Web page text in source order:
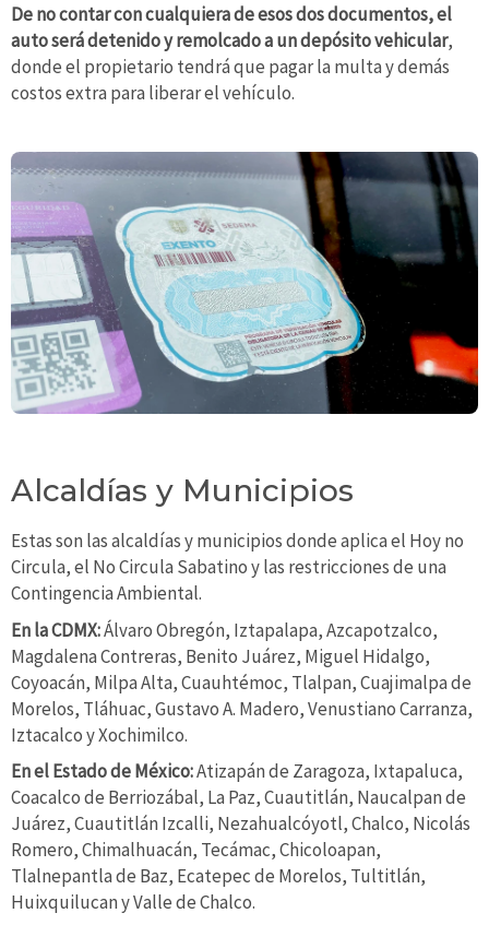
De no contar con cualquiera de esos dos documentos, el
auto será detenido y remolcado a un depósito vehicular,
donde el propietario tendrá que pagar la multa y demás
costos extra para liberar el vehículo.
Alcaldías y Municipios
Estas son las alcaldías y municipios donde aplica el Hoy no
Circula, el No Circula Sabatino y las restricciones de una
Contingencia Ambiental.
En la CDMX:Álvaro Obregón, Iztapalapa, Azcapotzalco,
Magdalena Contreras, Benito Juárez, Miguel Hidalgo,
Coyoacán, Milpa Alta, Cuauhtémoc, Tlalpan, Cuajimalpa de
Morelos, Tláhuac, Gustavo A. Madero, Venustiano Carranza,
Iztacalco y Xochimilco.
En el Estado de México:Atizapán de Zaragoza, Ixtapaluca,
Coacalco de Berriozábal, La Paz, Cuautitlán, Naucalpan de
Juárez, Cuautitlán Izcalli, Nezahualcóyotl, Chalco, Nicolás
Romero, Chimalhuacán, Tecámac, Chicoloapan,
Tlalnepantla de Baz, Ecatepec de Morelos, Tultitlán,
Huixquilucan y Valle de Chalco.